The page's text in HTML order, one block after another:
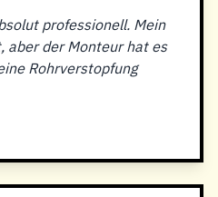
professionell. Mein
aber der Monteur hat es
Rohrverstopfung